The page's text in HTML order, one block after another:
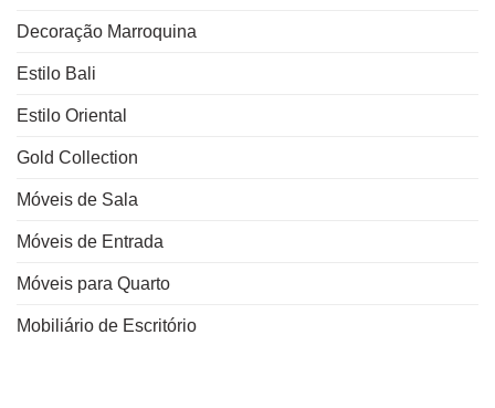
Decoração Marroquina
Estilo Bali
Estilo Oriental
Gold Collection
Móveis de Sala
Móveis de Entrada
Móveis para Quarto
Mobiliário de Escritório